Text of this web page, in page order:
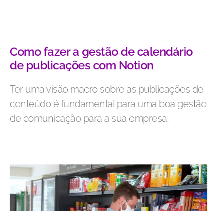
Como fazer a gestão de calendário
de publicações com Notion
Ter uma visão macro sobre as publicações de
conteúdo é fundamental para uma boa gestão
de comunicação para a sua empresa.